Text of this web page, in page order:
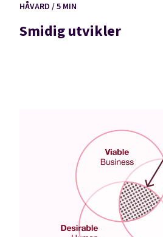
HÅVARD / 5 MIN
Smidig utvikler